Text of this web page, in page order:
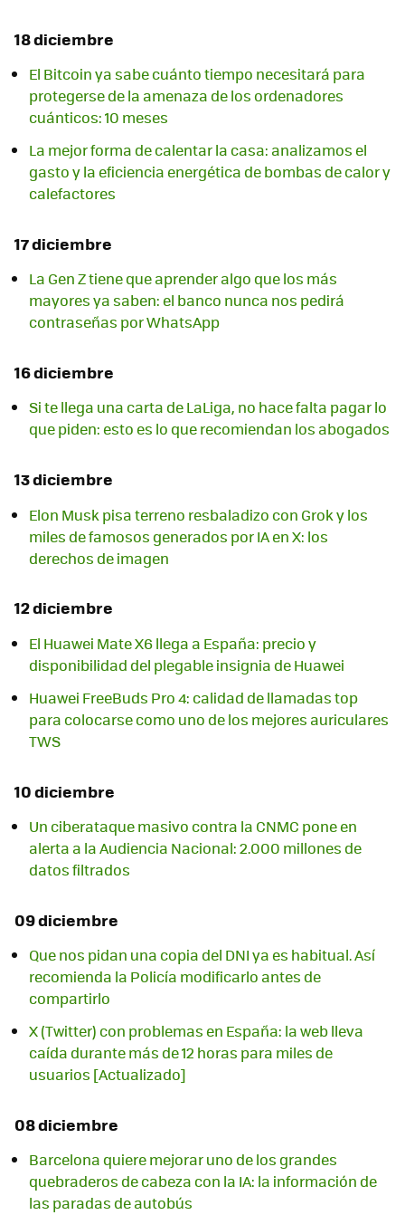
18 diciembre
El Bitcoin ya sabe cuánto tiempo necesitará para
protegerse de la amenaza de los ordenadores
cuánticos: 10 meses
La mejor forma de calentar la casa: analizamos el
gasto y la eficiencia energética de bombas de calor y
calefactores
17 diciembre
La Gen Z tiene que aprender algo que los más
mayores ya saben: el banco nunca nos pedirá
contraseñas por WhatsApp
16 diciembre
Si te llega una carta de LaLiga, no hace falta pagar lo
que piden: esto es lo que recomiendan los abogados
13 diciembre
Elon Musk pisa terreno resbaladizo con Grok y los
miles de famosos generados por IA en X: los
derechos de imagen
12 diciembre
El Huawei Mate X6 llega a España: precio y
disponibilidad del plegable insignia de Huawei
Huawei FreeBuds Pro 4: calidad de llamadas top
para colocarse como uno de los mejores auriculares
TWS
10 diciembre
Un ciberataque masivo contra la CNMC pone en
alerta a la Audiencia Nacional: 2.000 millones de
datos filtrados
09 diciembre
Que nos pidan una copia del DNI ya es habitual. Así
recomienda la Policía modificarlo antes de
compartirlo
X (Twitter) con problemas en España: la web lleva
caída durante más de 12 horas para miles de
usuarios [Actualizado]
08 diciembre
Barcelona quiere mejorar uno de los grandes
quebraderos de cabeza con la IA: la información de
las paradas de autobús